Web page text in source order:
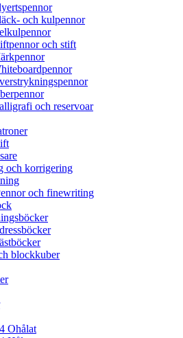
och kulpennor
och stift
och reservoar
och korrigering
och finewriting
blockkuber
Ohålat